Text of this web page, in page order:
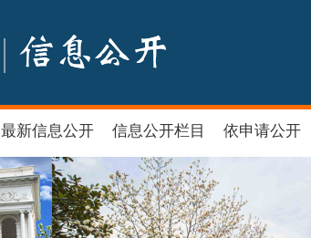
最新信息公开 信息公开栏目 依申请公开